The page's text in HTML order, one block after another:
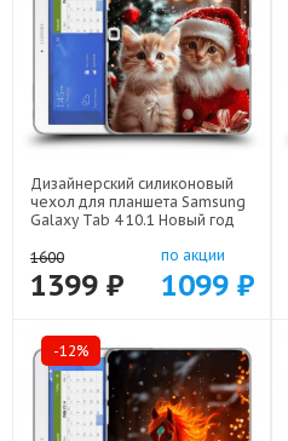
Дизайнерский силиконовый
чехол для планшета Samsung
Galaxy Tab 4 10.1 Новый год
1600
1399 ₽
по акции
1099 ₽
-12%